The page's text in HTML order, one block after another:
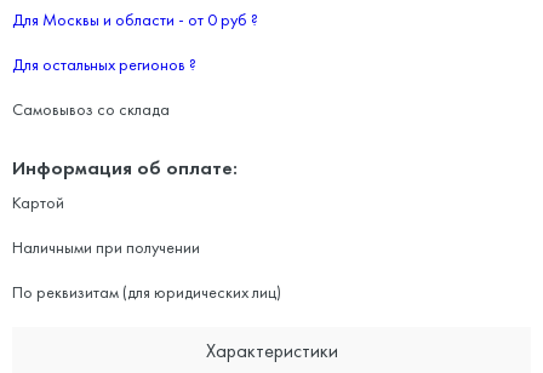
Для Москвы и области - от 0 руб ?
Для остальных регионов ?
Самовывоз со склада
Информация об оплате:
Картой
Наличными при получении
По реквизитам (для юридических лиц)
Характеристики